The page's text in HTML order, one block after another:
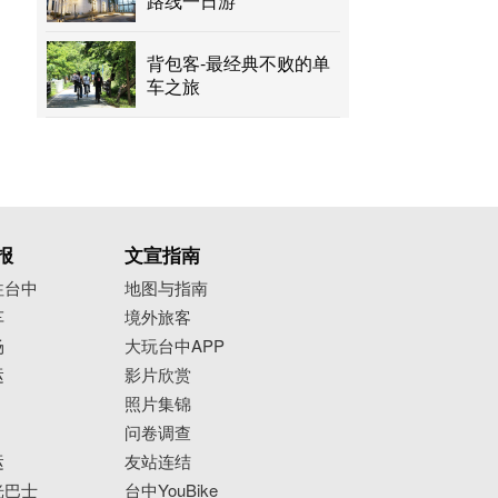
背包客-最经典不败的单
车之旅
中
巴士
文宣指南
地图与指南
境外旅客
大玩台中APP
影片欣赏
照片集锦
问卷调查
友站连结
台中YouBike